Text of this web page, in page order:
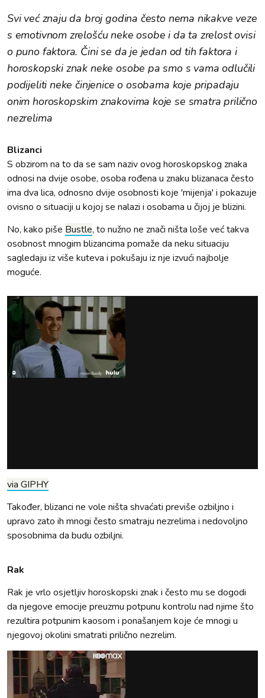
Svi već znaju da broj godina često nema nikakve veze
s emotivnom zrelošću neke osobe i da ta zrelost ovisi
o puno faktora. Čini se da je jedan od tih faktora i
horoskopski znak neke osobe pa smo s vama odlučili
podijeliti neke činjenice o osobama koje pripadaju
onim horoskopskim znakovima koje se smatra prilično
nezrelima
Blizanci
S obzirom na to da se sam naziv ovog horoskopskog znaka
odnosi na dvije osobe, osoba rođena u znaku blizanaca često
ima dva lica, odnosno dvije osobnosti koje 'mijenja' i pokazuje
ovisno o situaciji u kojoj se nalazi i osobama u čijoj je blizini.
No, kako piše Bustle, to nužno ne znači ništa loše već takva
osobnost mnogim blizancima pomaže da neku situaciju
sagledaju iz više kuteva i pokušaju iz nje izvući najbolje
moguće.
via GIPHY
Također, blizanci ne vole ništa shvaćati previše ozbiljno i
upravo zato ih mnogi često smatraju nezrelima i nedovoljno
sposobnima da budu ozbiljni.
Rak
Rak je vrlo osjetljiv horoskopski znak i često mu se dogodi
da njegove emocije preuzmu potpunu kontrolu nad njime što
rezultira potpunim kaosom i ponašanjem koje će mnogi u
njegovoj okolini smatrati prilično nezrelim.